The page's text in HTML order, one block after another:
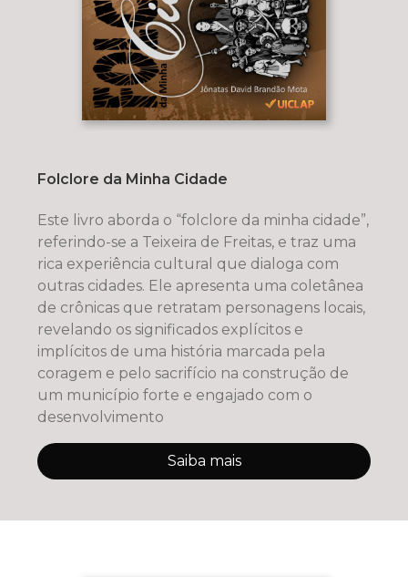
Folclore da Minha Cidade
Este livro aborda o “folclore da minha cidade”,
referindo-se a Teixeira de Freitas, e traz uma
rica experiência cultural que dialoga com
outras cidades. Ele apresenta uma coletânea
de crônicas que retratam personagens locais,
revelando os significados explícitos e
implícitos de uma história marcada pela
coragem e pelo sacrifício na construção de
um município forte e engajado com o
desenvolvimento
Saiba mais